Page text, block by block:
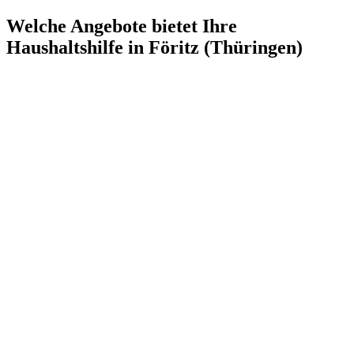
Welche Angebote bietet Ihre
Haushaltshilfe in Föritz (Thüringen)